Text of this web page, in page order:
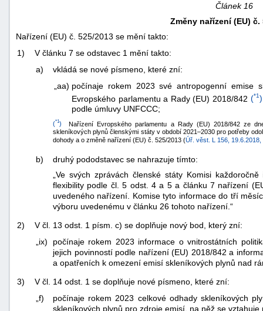
Článek 16
Změny nařízení (EU) č.
Nařízení (EU) č. 525/2013 se mění takto:
1)
V článku 7 se odstavec 1 mění takto:
a)
vkládá se nové písmeno, které zní:
„aa) počínaje rokem 2023 své antropogenní emise
Evropského parlamentu a Rady (EU) 2018/842 (*1)
podle úmluvy UNFCCC;
(*1) Nařízení Evropského parlamentu a Rady (EU) 2018/842 ze
skleníkových plynů členskými státy v období 2021–2030 pro potřeby
dohody a o změně nařízení (EU) č. 525/2013 (Úř. věst. L 156, 19.6.2018,
b)
druhý pododstavec se nahrazuje tímto:
„Ve svých zprávách členské státy Komisi
flexibility podle čl. 5 odst. 4 a 5 a článku 7 nařízení
uvedeného nařízení. Komise tyto informace do tří
výboru uvedenému v článku 26 tohoto nařízení.“
2)
V čl. 13 odst. 1 písm. c) se doplňuje nový bod, který zní:
„ix)
počínaje rokem 2023 informace o vnitrostátních
jejich povinností podle nařízení (EU) 2018/842 a
a opatřeních k omezení emisí skleníkových plynů nad
3)
V čl. 14 odst. 1 se doplňuje nové písmeno, které zní:
„f)
počínaje rokem 2023 celkové odhady skleníkových
skleníkových plynů pro zdroje emisí, na něž se